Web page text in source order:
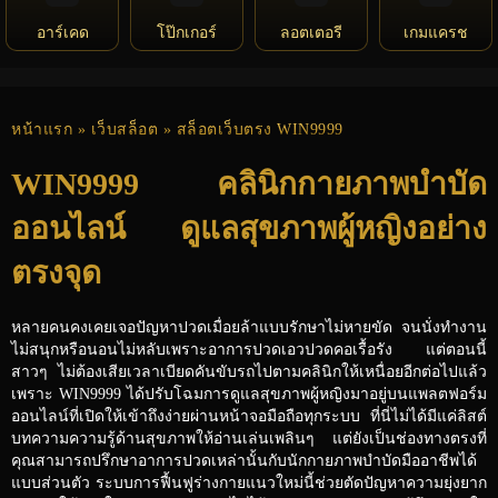
อาร์เคด โป๊กเกอร์ ลอตเตอรี เกมแครช
หน้าแรก » เว็บสล็อต » สล็อตเว็บตรง WIN9999
WIN9999 คลินิกกายภาพบำบัด
ออนไลน์ ดูแลสุขภาพผู้หญิงอย่าง
ตรงจุด
หลายคนคงเคยเจอปัญหาปวดเมื่อยล้าแบบรักษาไม่หายขัด จนนั่งทำงาน
ไม่สนุกหรือนอนไม่หลับเพราะอาการปวดเอวปวดคอเรื้อรัง แต่ตอนนี้
สาวๆ ไม่ต้องเสียเวลาเบียดคันขับรถไปตามคลินิกให้เหนื่อยอีกต่อไปแล้ว
เพราะ WIN9999 ได้ปรับโฉมการดูแลสุขภาพผู้หญิงมาอยู่บนแพลตฟอร์ม
ออนไลน์ที่เปิดให้เข้าถึงง่ายผ่านหน้าจอมือถือทุกระบบ ที่นี่ไม่ได้มีแค่ลิสต์
บทความความรู้ด้านสุขภาพให้อ่านเล่นเพลินๆ แต่ยังเป็นช่องทางตรงที่
คุณสามารถปรึกษาอาการปวดเหล่านั้นกับนักกายภาพบำบัดมืออาชีพได้
แบบส่วนตัว ระบบการฟื้นฟูร่างกายแนวใหม่นี้ช่วยตัดปัญหาความยุ่งยาก